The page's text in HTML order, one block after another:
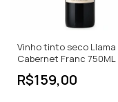
Vinho tinto seco Llama
Cabernet Franc 750ML
R$159,00